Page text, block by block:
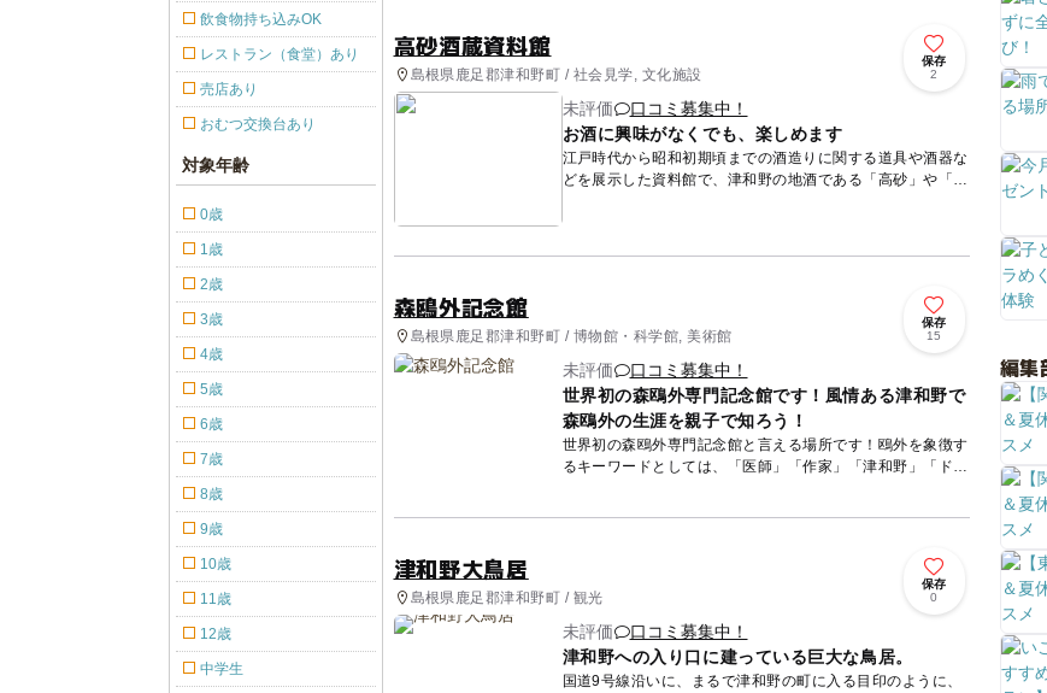
高砂酒蔵資料館
島根県鹿足郡津和野町 / 社会見学, 文化施設
保存
2
未評価
口コミ募集中！
お酒に興味がなくでも、楽しめます
江戸時代から昭和初期頃までの酒造りに関する道具や酒器な
どを展示した資料館で、津和野の地酒である「高砂」や「鴎
年（1793...
森鴎外記念館
島根県鹿足郡津和野町 / 博物館・科学館, 美術館
保存
15
未評価
口コミ募集中！
世界初の森鴎外専門記念館です！風情ある津和野で
森鴎外の生涯を親子で知ろう！
世界初の森鴎外専門記念館と言える場所です！鴎外を象徴す
るキーワードとしては、「医師」「作家」「津和野」「ドイ
津和野大鳥居
島根県鹿足郡津和野町 / 観光
保存
0
未評価
口コミ募集中！
津和野への入り口に建っている巨大な鳥居。
国道9号線沿いに、まるで津和野の町に入る目印のように、
飲食物持ち込みOK
レストラン（食堂）あり
売店あり
おむつ交換台あり
対象年齢
0歳
1歳
2歳
3歳
4歳
5歳
6歳
7歳
8歳
9歳
10歳
11歳
12歳
中学生
編集